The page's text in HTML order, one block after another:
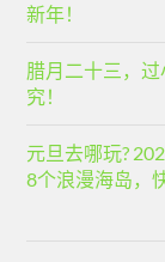
新年！
腊月二十三，
究！
元旦去哪玩?
8个浪漫海岛，